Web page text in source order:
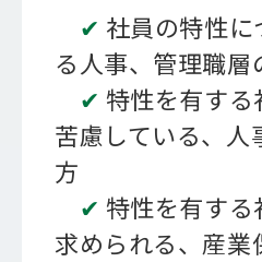
✔ 社員の特性に
る人事、管理職層
✔ 特性を有す
苦慮している、人
方
✔ 特性を有する
求められる、産業